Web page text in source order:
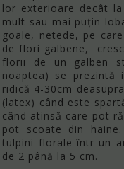
lor exterioare decât
mult sau mai puțin
goale, netede, pe
de flori galbene,
florii de un galben
noaptea) se prezintă
ridică 4-30cm
(latex) când este
când atinsă care pot
pot scoate din
tulpini florale într-un
de 2 până la 5 cm.